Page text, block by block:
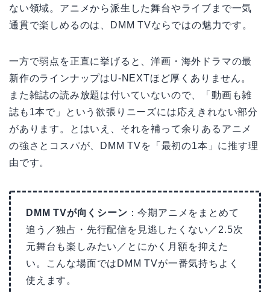
ない領域。アニメから派生した舞台やライブまで一気
通貫で楽しめるのは、DMM TVならではの魅力です。
一方で弱点を正直に挙げると、洋画・海外ドラマの最
新作のラインナップはU-NEXTほど厚くありません。
また雑誌の読み放題は付いていないので、「動画も雑
誌も1本で」という欲張りニーズには応えきれない部分
があります。とはいえ、それを補って余りあるアニメ
の強さとコスパが、DMM TVを「最初の1本」に推す理
由です。
DMM TVが向くシーン ：今期アニメをまとめて
追う／独占・先行配信を見逃したくない／2.5次
元舞台も楽しみたい／とにかく月額を抑えた
い。こんな場面ではDMM TVが一番気持ちよく
使えます。